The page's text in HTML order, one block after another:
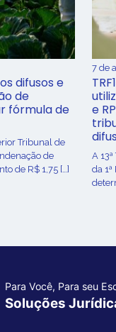
difusos e
de
fórmula de
Tribunal de
de
de R$ 1,75 […]
7 de
e
A
da
Para Você, Para seu
Soluções